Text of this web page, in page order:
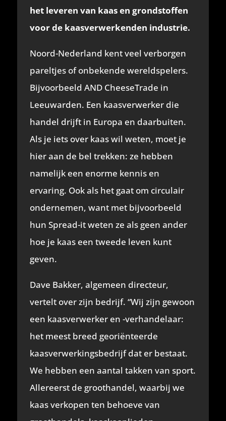
het leveren van kaas en grondstoffen
voor de kaasverwerkenden industrie.
Noord-Nederland kent veel verborgen
pareltjes of onbekende wereldspelers.
Bijvoorbeeld AND CheeseTrade in
Leeuwarden. Een kaasverwerker die
handel drijft in Europa en daarbuiten.
Als je iets over kaas wil weten, moet je
hier aan de bel trekken: ze hebben
namelijk een enorme kennis en
ervaring. Ook als het gaat om circulair
ondernemen, want met bijvoorbeeld
hun Spread-it weten ze als geen ander
hoe je kaas een tweede leven kunt
geven.
Dave Bakker, algemeen directeur,
vertelt over zijn bedrijf. “Wij zijn gewoon
een kaasverwerker en -verhandelaar:
het meest breed georiënteerde
kaasverwerkingsbedrijf dat er bestaat.
We hebben een aantal takken van sport.
Allereerst de groothandel, waarbij we
kaas verkopen ten behoeve van